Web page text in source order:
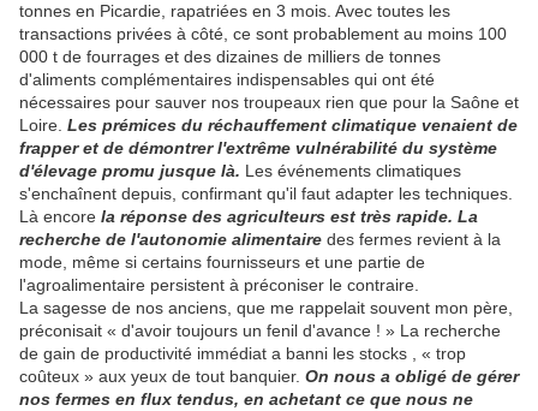
tonnes en Picardie, rapatriées en 3 mois. Avec toutes les
transactions privées à côté, ce sont probablement au moins 100
000 t de fourrages et des dizaines de milliers de tonnes
d'aliments complémentaires indispensables qui ont été
nécessaires pour sauver nos troupeaux rien que pour la Saône et
Loire. Les prémices du réchauffement climatique venaient de
frapper et de démontrer l'extrême vulnérabilité du système
d'élevage promu jusque là. Les événements climatiques
s'enchaînent depuis, confirmant qu'il faut adapter les techniques.
Là encore la réponse des agriculteurs est très rapide. La
recherche de l'autonomie alimentaire des fermes revient à la
mode, même si certains fournisseurs et une partie de
l'agroalimentaire persistent à préconiser le contraire.
La sagesse de nos anciens, que me rappelait souvent mon père,
préconisait « d'avoir toujours un fenil d'avance ! » La recherche
de gain de productivité immédiat a banni les stocks , « trop
coûteux » aux yeux de tout banquier. On nous a obligé de gérer
nos fermes en flux tendus, en achetant ce que nous ne